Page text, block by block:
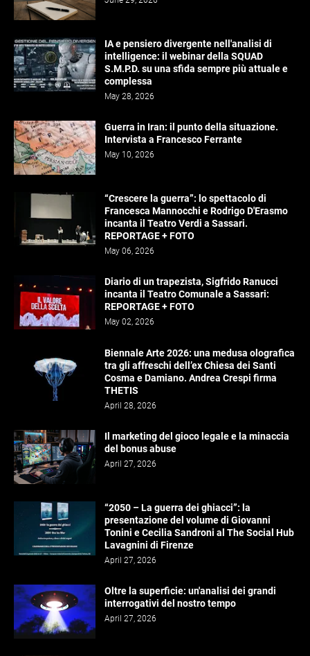
IA e pensiero divergente nell'analisi di
intelligence: il webinar della SQUAD
S.M.P.D. su una sfida sempre più attuale e
complessa
May 28, 2026
Guerra in Iran: il punto della situazione.
Intervista a Francesco Ferrante
May 10, 2026
“Crescere la guerra”: lo spettacolo di
Francesca Mannocchi e Rodrigo D'Erasmo
incanta il Teatro Verdi a Sassari.
REPORTAGE + FOTO
May 06, 2026
Diario di un trapezista, Sigfrido Ranucci
incanta il Teatro Comunale a Sassari:
REPORTAGE + FOTO
May 02, 2026
Biennale Arte 2026: una medusa olografica
tra gli affreschi dell’ex Chiesa dei Santi
Cosma e Damiano. Andrea Crespi firma
THETIS
April 28, 2026
Il marketing del gioco legale e la minaccia
del bonus abuse
April 27, 2026
“2050 – La guerra dei ghiacci”: la
presentazione del volume di Giovanni
Tonini e Cecilia Sandroni al The Social Hub
Lavagnini di Firenze
April 27, 2026
Oltre la superficie: un'analisi dei grandi
interrogativi del nostro tempo
April 27, 2026